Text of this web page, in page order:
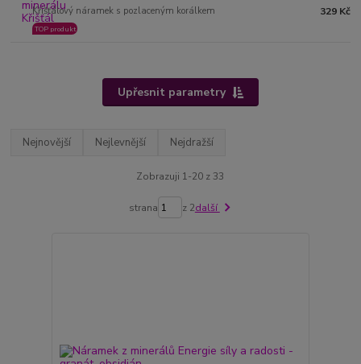
Křišťálový náramek s pozlaceným korálkem
TOP produkt
329 Kč
Upřesnit parametry
Nejnovější Nejlevnější Nejdražší
Zobrazuji 1-20 z 33
strana z 2další